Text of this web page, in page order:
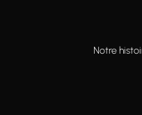
Notre